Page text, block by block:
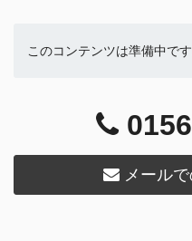
このコンテンツは準備中です
メールで